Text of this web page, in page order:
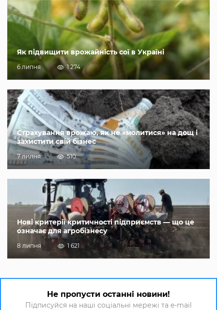
Як підвищити врожайність сої в Україні
6 липня 1 274
Страхування врожаю, як не «молитися» на дощ і
захистити свій бізнес
7 липня 510
Нові критерії критичності підприємств — що це
означає для агробізнесу
8 липня 1 621
Не пропусти останні новини!
Підписуйся на наші соціальні мережі та e-mail